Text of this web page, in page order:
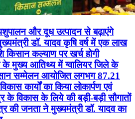
और दूध उत्पादन से बढ़ाएंगे
डॉ. यादव कृषि वर्ष में एक लाख
किसान कल्याण पर खर्च होगी
के मुख्य आतिथ्य में ग्वालियर जिले के
सम्मेलन आयोजित लगभग 87.21
कार्यों का किया लोकार्पण एवं
विकास के लिये की बड़ी-बड़ी सौगातों
की जनता ने मुख्यमंत्री डॉ. यादव का